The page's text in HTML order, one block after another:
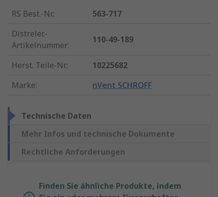
RS Best.-Nr.:
563-717
Distrelec-
Artikelnummer:
110-49-189
Herst. Teile-Nr.:
10225682
Marke: nVent SCHROFF
Technische Daten
Mehr Infos und technische Dokumente
Rechtliche Anforderungen
Finden Sie ähnliche Produkte, indem